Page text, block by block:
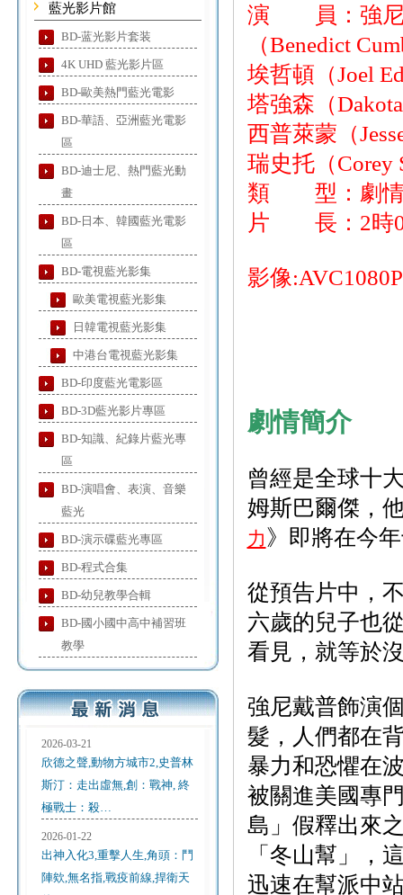
藍光影片館
BD-蓝光影片套装
4K UHD 藍光影片區
BD-歐美熱門藍光電影
BD-華語、亞洲藍光電影
區
BD-迪士尼、熱門藍光動
畫
BD-日本、韓國藍光電影
區
BD-電視藍光影集
歐美電視藍光影集
日韓電視藍光影集
中港台電視藍光影集
BD-印度藍光電影區
BD-3D藍光影片專區
BD-知識、紀錄片藍光專
區
BD-演唱會、表演、音樂
藍光
BD-演示碟藍光專區
BD-程式合集
BD-幼兒教學合輯
BD-國小國中高中補習班
教學
2026-03-21
欣德之聲,動物方城市2,史普林
斯汀：走出虛無,創：戰神, 終
極戰士：殺…
2026-01-22
出神入化3,重擊人生,角頭：鬥
陣欸,無名指,戰疫前線,捍衛天
演 員：強尼
（Benedict
埃哲頓（Joel
塔強森（
西普萊蒙（
瑞史托（Corey
類 型：劇情
片 長：2時
影像
劇情簡介
曾經是全球十
姆斯巴爾傑，
力 》即將在今
從預告片中，
六歲的兒子也
看見，就等於
強尼戴普飾演
髮，人們都在
暴力和恐懼在
被關進美國專
島」假釋出來
「冬山幫」，
迅速在幫派中